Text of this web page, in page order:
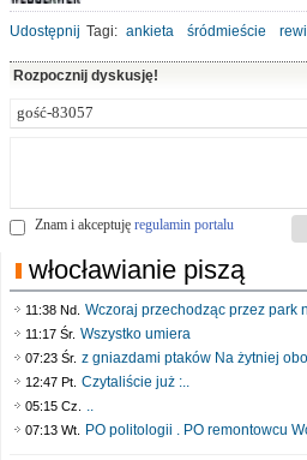
Udostępnij Tagi: ankieta śródmieście
Rozpocznij dyskusję!
Znam i akceptuję regulamin portalu
włocławianie piszą
11:38 Nd. Wczoraj przechodząc przez park
11:17 Śr. Wszystko umiera
07:23 Śr. z gniazdami ptaków Na żytniej
12:47 Pt. Czytaliście już :..
05:15 Cz. ..
07:13 Wt. PO politologii . PO remontowcu